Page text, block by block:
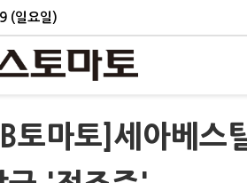
(일요일)
토마토]세아베